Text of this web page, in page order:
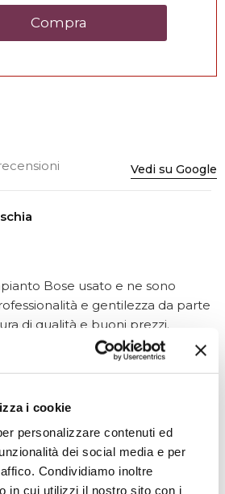
i cookie
personalizzare contenuti ed
dei social media e per
Condividiamo inoltre
in cui utilizzi il nostro sito con i
Compra
Vedi su Google
Bose usato e ne sono
e gentilezza da parte
di qualità e buoni prezzi.
elettrico Stanzani, un